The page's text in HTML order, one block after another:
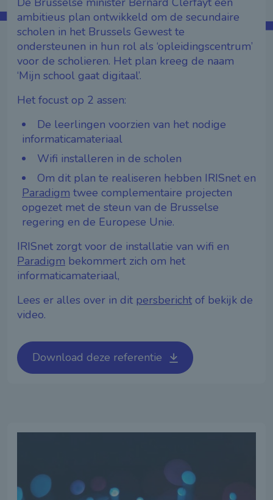
ambitieus plan ontwikkeld om de secundaire
scholen in het Brussels Gewest te
ondersteunen in hun rol als ‘opleidingscentrum’
voor de scholieren. Het plan kreeg de naam
‘Mijn school gaat digitaal’.
Het focust op 2 assen:
De leerlingen voorzien van het nodige
informaticamateriaal
Wifi installeren in de scholen
Om dit plan te realiseren hebben IRISnet en
Paradigm twee complementaire projecten
opgezet met de steun van de Brusselse
regering en de Europese Unie.
IRISnet zorgt voor de installatie van wifi en
Paradigm bekommert zich om het
informaticamateriaal,
Lees er alles over in dit persbericht of bekijk de
video.
Download deze referentie